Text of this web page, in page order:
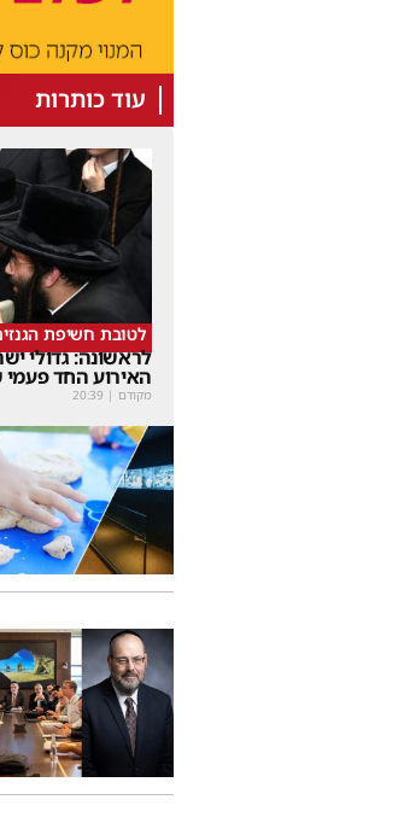
עוד כותרות
לטובת חשיפת
לראשונה: גדולי
האירוע החד פעמי
מקודם |
20:39